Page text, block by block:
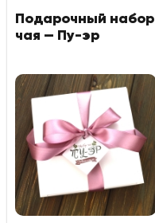
Подарочный набор
чая — Пу-эр